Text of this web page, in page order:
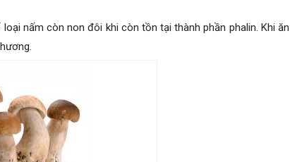
nấm còn non đôi khi còn tồn tại thành phần phalin. Khi ăn